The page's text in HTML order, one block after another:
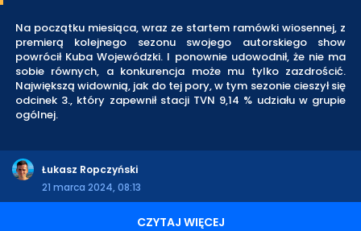
Na początku miesiąca, wraz ze startem ramówki wiosennej, z
premierą kolejnego sezonu swojego autorskiego show
powrócił Kuba Wojewódzki. I ponownie udowodnił, że nie ma
sobie równych, a konkurencja może mu tylko zazdrościć.
Największą widownią, jak do tej pory, w tym sezonie cieszył się
odcinek 3., który zapewnił stacji TVN 9,14 % udziału w grupie
ogólnej.
Łukasz Ropczyński
21 marca 2024, 08:13
CZYTAJ WIĘCEJ